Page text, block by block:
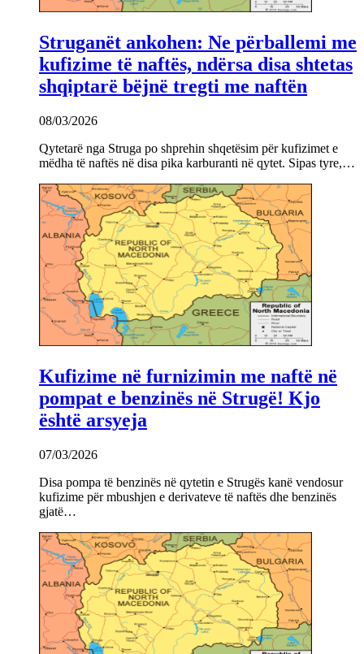
Struganët ankohen: Ne përballemi me
kufizime të naftës, ndërsa disa shtetas
shqiptarë bëjnë tregti me naftën
08/03/2026
Qytetarë nga Struga po shprehin shqetësim për kufizimet e
mëdha të naftës në disa pika karburanti në qytet. Sipas tyre,…
Kufizime në furnizimin me naftë në
pompat e benzinës në Strugë! Kjo
është arsyeja
07/03/2026
Disa pompa të benzinës në qytetin e Strugës kanë vendosur
kufizime për mbushjen e derivateve të naftës dhe benzinës
gjatë…